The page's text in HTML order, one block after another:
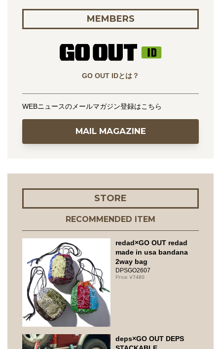
MEMBERS
GO OUT IDとは？
WEBニュースのメールマガジン登録はこちら
MAIL MAGAZINE
STORE
RECOMMENDED ITEM
redad×GO OUT redad
made in usa bandana
2way bag
DPSGO2607
7480
deps×GO OUT DEPS